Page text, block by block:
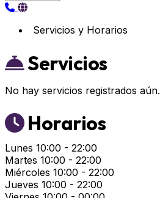
Servicios y Horarios
Servicios
No hay servicios registrados aún.
Horarios
Lunes 10:00 - 22:00
Martes 10:00 - 22:00
Miércoles 10:00 - 22:00
Jueves 10:00 - 22:00